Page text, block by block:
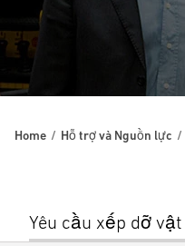
Home Hỗ trợ và Nguồn lực
Yêu cầu xếp dỡ